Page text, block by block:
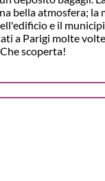
bella atmosfera; la
e il
a Parigi molte
scoperta!